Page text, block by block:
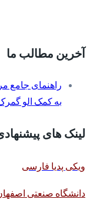
آخرین مطالب ما
راهنمای جامع
به کمک الو گمرک
لینک های
ویکی پدیا فارسی
دانشگاه صنعتی